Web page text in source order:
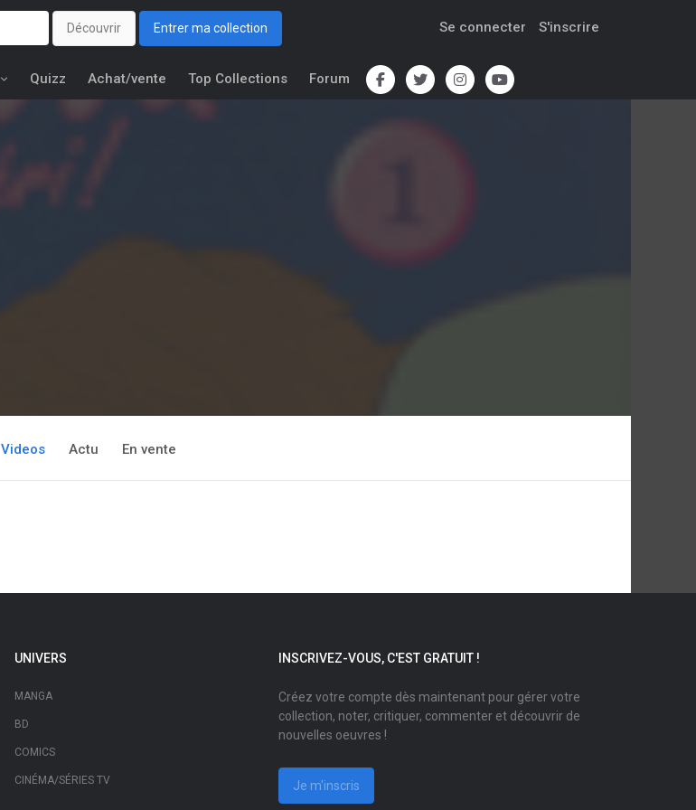
Découvrir Entrer ma collection Se connecter S'inscrire
Quizz Achat/vente Top Collections Forum
Videos Actu En vente
UNIVERS
MANGA
BD
COMICS
CINÉMA/SÉRIES TV
INSCRIVEZ-VOUS, C'EST GRATUIT !
Créez votre compte dès maintenant pour gérer votre
collection, noter, critiquer, commenter et découvrir de
nouvelles oeuvres !
Je m'inscris